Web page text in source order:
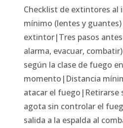
Checklist de extintores al
mínimo (lentes y guantes)
extintor|Tres pasos
alarma, evacuar,
según la clase de fuego
momento|Distancia
atacar el fuego|Retirarse
agota sin controlar el
salida a la espalda al